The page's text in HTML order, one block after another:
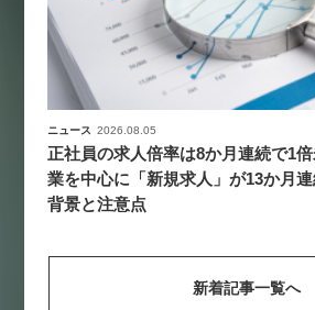
ニュース 2026.08.05
正社員の求人倍率は8か月連続で1
業を中心に「新規求人」が13か月
背景と注意点
新着記事一覧へ